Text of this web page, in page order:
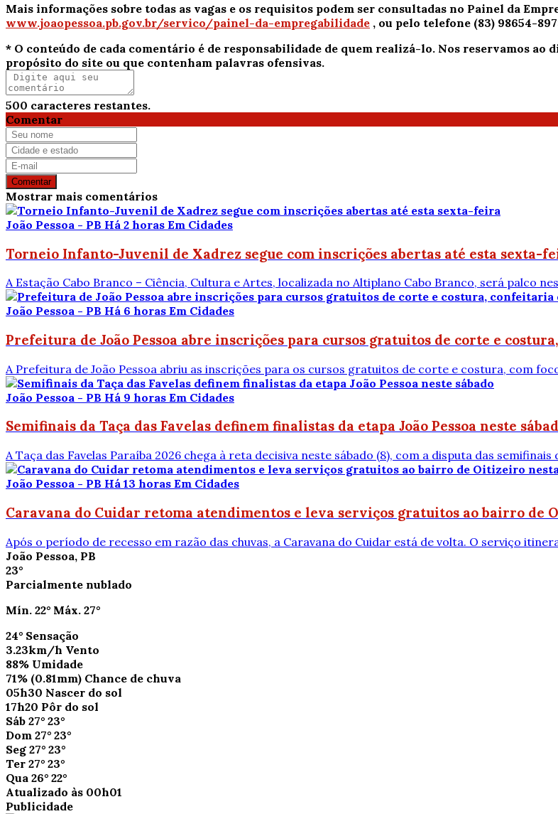
Mais informações sobre todas as vagas e os requisitos podem ser consultadas no Painel da
www.joaopessoa.pb.gov.br/servico/painel-da-empregabilidade , ou pelo telefone (83) 98654-
* O conteúdo de cada comentário é de responsabilidade de quem realizá-lo. Nos reservamos
propósito do site ou que contenham palavras ofensivas.
500 caracteres restantes.
Comentar
Comentar
Mostrar mais comentários
João Pessoa - PB Há 2 horas Em Cidades
Torneio Infanto-Juvenil de Xadrez segue com inscrições abertas até esta sexta-
A Estação Cabo Branco – Ciência, Cultura e Artes, localizada no Altiplano Cabo Branco, será palco
João Pessoa - PB Há 6 horas Em Cidades
Prefeitura de João Pessoa abre inscrições para cursos gratuitos de corte e
A Prefeitura de João Pessoa abriu as inscrições para os cursos gratuitos de corte e costura, com
João Pessoa - PB Há 9 horas Em Cidades
Semifinais da Taça das Favelas definem finalistas da etapa João Pessoa neste
A Taça das Favelas Paraíba 2026 chega à reta decisiva neste sábado (8), com a disputa das
João Pessoa - PB Há 13 horas Em Cidades
Caravana do Cuidar retoma atendimentos e leva serviços gratuitos ao bairro de
Após o período de recesso em razão das chuvas, a Caravana do Cuidar está de volta. O serviço
João Pessoa, PB
23°
Parcialmente nublado
Mín. 22° Máx. 27°
24° Sensação
3.23km/h Vento
88% Umidade
71% (0.81mm) Chance de chuva
05h30 Nascer do sol
17h20 Pôr do sol
Sáb 27° 23°
Dom 27° 23°
Seg 27° 23°
Ter 27° 23°
Qua 26° 22°
Atualizado às 00h01
Publicidade